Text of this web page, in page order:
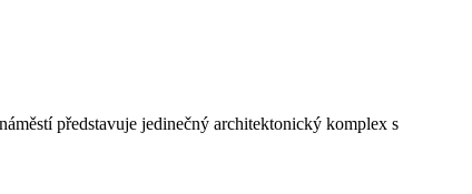
představuje jedinečný architektonický komplex s